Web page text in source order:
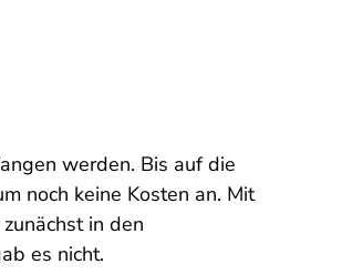
werden. Bis auf die
noch keine Kosten an. Mit
in den
es nicht.